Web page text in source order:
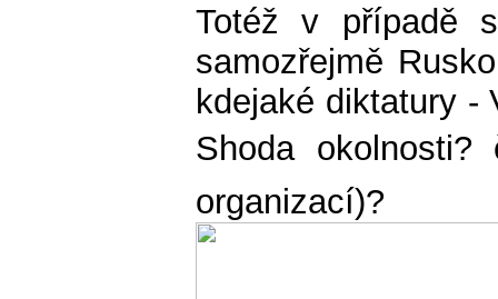
Totéž v případě
samozřejmě
kdejaké diktatury -
Shoda okolnosti?
organizací)?